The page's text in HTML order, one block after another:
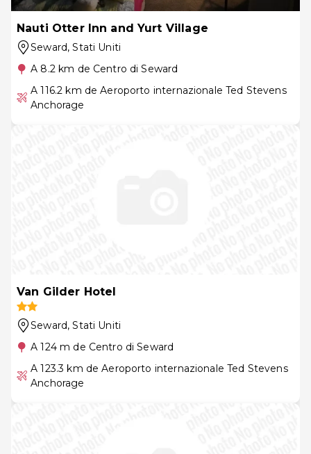
Nauti Otter Inn and Yurt Village
Seward, Stati Uniti
A 8.2 km de Centro di Seward
A 116.2 km de Aeroporto internazionale Ted Stevens
Anchorage
Van Gilder Hotel
Seward, Stati Uniti
A 124 m de Centro di Seward
A 123.3 km de Aeroporto internazionale Ted Stevens
Anchorage